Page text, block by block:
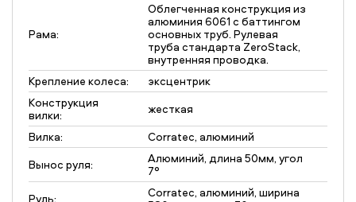
Рама:
Облегченная конструкция из
алюминия 6061 с баттингом
основных труб. Рулевая
труба стандарта ZeroStack,
внутренняя проводка.
Крепление колеса:
эксцентрик
Конструкция
вилки:
жесткая
Вилка:
Corratec, алюминий
Вынос руля:
Алюминий, длина 50мм, угол
7°
Руль:
Corratec, алюминий, ширина